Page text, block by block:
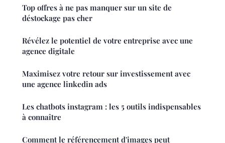
Top offres à ne pas manquer sur un site de
déstockage pas cher
Révélez le potentiel de votre entreprise avec une
agence digitale
Maximisez votre retour sur investissement avec
une agence linkedin ads
Les chatbots instagram : les 5 outils indispensables
à connaître
Comment le référencement d'images peut